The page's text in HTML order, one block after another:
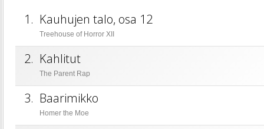
1. Kauhujen talo, osa 12
Treehouse of Horror XII
2. Kahlitut
The Parent Rap
3. Baarimikko
Homer the Moe